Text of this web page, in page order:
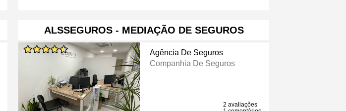
ALSSEGUROS - MEDIAÇÃO DE SEGUROS
Agência De Seguros
Companhia De Seguros
2 avaliações